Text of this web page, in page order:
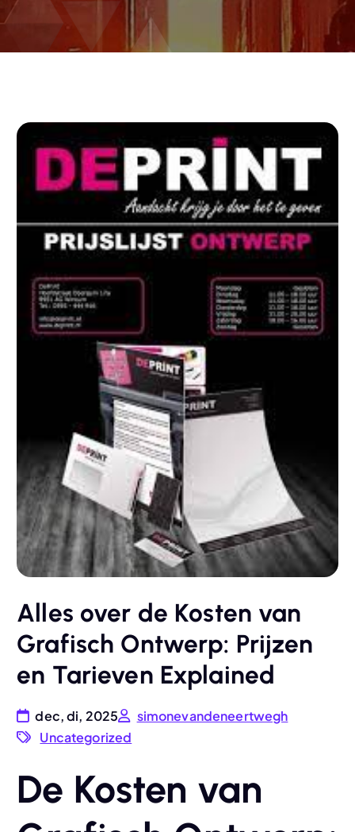
Alles over de Kosten van
Grafisch Ontwerp: Prijzen
en Tarieven Explained
dec, di, 2025
simonevandeneertwegh
Uncategorized
De Kosten van